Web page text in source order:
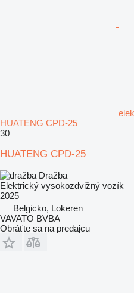
HUATENG CPD-25
30
HUATENG CPD-25
Dražba
Elektrický vysokozdvižný vozík
2025
Belgicko, Lokeren
VAVATO BVBA
Obráťte sa na predajcu